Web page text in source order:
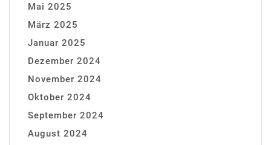
Mai 2025
März 2025
Januar 2025
Dezember 2024
November 2024
Oktober 2024
September 2024
August 2024